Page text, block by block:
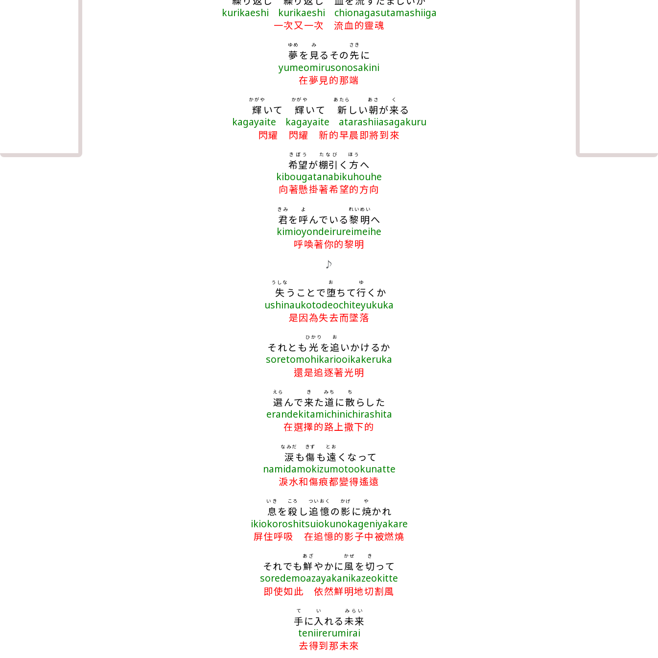
kurikaeshi kurikaeshi chionagasutamashiiga
一次又一次 流血的靈魂
夢
ゆめ
を見
み
るその先
さき
に
yumeomirusonosakini
在夢見的那端
輝
かがや
いて 輝
かがや
いて 新
あたら
しい朝
あさ
が来
く
る
kagayaite kagayaite atarashiiasagakuru
閃耀 閃耀 新的早晨即將到來
希望
きぼう
が棚引
たなび
く 方
ほう
へ
kibougatanabikuhouhe
向著懸掛著希望的方向
君
きみ
を呼
よ
んでいる黎明
れいめい
へ
kimioyondeirureimeihe
呼喚著你的黎明
♪
失
うしな
うことで堕
お
ちて行
ゆ
くか
ushinaukotodeochiteyukuka
是因為失去而墜落
それとも 光
ひかり
を追
お
いかけるか
soretomohikariooikakeruka
還是追逐著光明
選
えら
んで来
き
た道
みち
に散
ち
らした
erandekitamichinichirashita
在選擇的路上撒下的
涙
なみだ
も傷
きず
も遠
とお
くなって
namidamokizumotookunatte
淚水和傷痕都變得遙遠
息
いき
を殺
ころ
し追憶
ついおく
の影
かげ
に焼
や
かれ
ikiokoroshitsuiokunokageniyakare
屏住呼吸 在追憶的影子中被燃燒
それでも鮮
あざ
やかに風
かぜ
を切
き
って
soredemoazayakanikazeokitte
即使如此 依然鮮明地切割風
手
て
に入
い
れる未来
みらい
teniirerumirai
去得到那未來